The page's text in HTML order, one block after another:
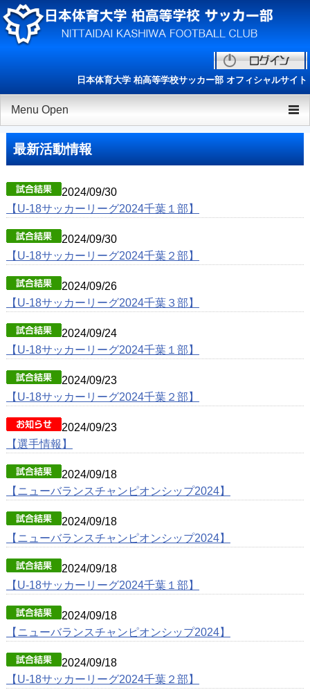
日本体育大学 柏高等学校サッカー部 オフィシャルサイト
Menu Open
チーム紹介
ニュース
練習会/セレクション
ESAリーグ
OB会
最新活動情報
2024/09/30
【U-18サッカーリーグ2024千葉１部】
2024/09/30
【U-18サッカーリーグ2024千葉２部】
2024/09/26
【U-18サッカーリーグ2024千葉３部】
2024/09/24
【U-18サッカーリーグ2024千葉１部】
2024/09/23
【U-18サッカーリーグ2024千葉２部】
2024/09/23
【選手情報】
2024/09/18
【ニューバランスチャンピオンシップ2024】
2024/09/18
【ニューバランスチャンピオンシップ2024】
2024/09/18
【U-18サッカーリーグ2024千葉１部】
2024/09/18
【ニューバランスチャンピオンシップ2024】
2024/09/18
【U-18サッカーリーグ2024千葉２部】